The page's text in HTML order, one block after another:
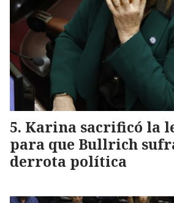
Karina sacrificó la
para que Bullrich
derrota política